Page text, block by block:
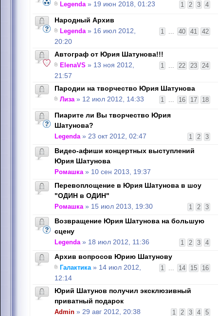
1 2 3 4
Legenda» 19 июн 2018, 01:23
Народный Архив
1 ... 40 41 42
Legenda» 16 июл 2012,
20:20
Автограф от Юрия Шатунова!!!
1 ... 22 23 24
ElenaVS » 13 ноя 2012,
21:57
Пародии на творчество Юрия Шатунова
1 ... 16 17 18
Лиза» 12 июл 2012, 14:33
Пиарите ли Вы творчество Юрия
Шатунова?
1 2 3
Legenda» 23 окт 2012, 02:47
Видео-афиши концертных выступлений
Юрия Шатунова
Ромашка» 10 сен 2013, 19:37
Перевоплощение в Юрия Шатунова в шоу
"ОДИН в ОДИН"
1 2 3
Ромашка» 15 июл 2013, 19:30
Возвращение Юрия Шатунова на большую
сцену
1 2 3 4
Legenda» 18 июл 2012, 11:36
Архив вопросов Юрию Шатунову
1 ... 14 15 16
Галактика» 14 июл 2012,
12:14
Юрий Шатунов получил эксклюзивный
приватный подарок
1 2 3 4 5
Admin » 29 авг 2012, 20:38